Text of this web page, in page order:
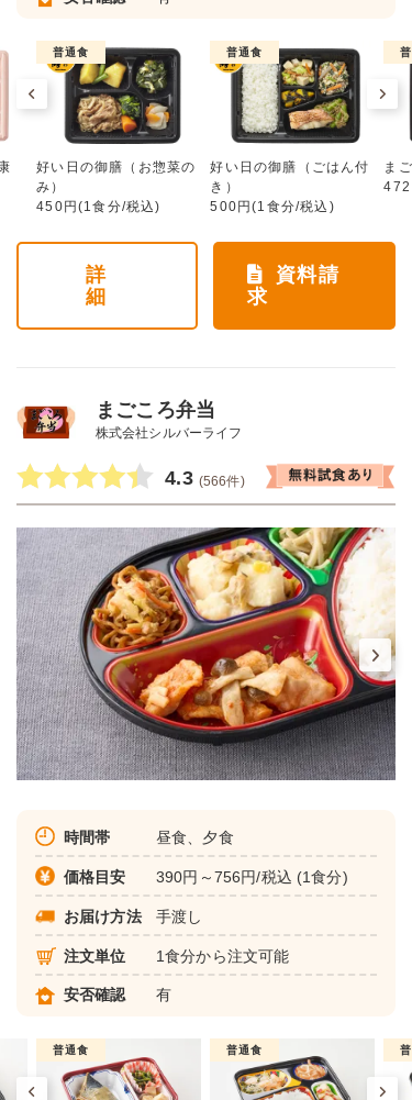
普通食
好い日の御膳（お惣菜の
み）
450円(1食分/税込)
普通食
好い日の御膳（ごはん付
き）
500円(1食分/税込)
ま
詳
細
資料請
求
まごころ弁当
株式会社シルバーライフ
4.3 (566件)
時間帯 昼食、夕食
価格目安 390円～756円/税込 (1食分)
お届け方法 手渡し
注文単位 1食分から注文可能
安否確認 有
普通食 普通食